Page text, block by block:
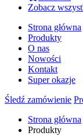
Zobacz
Strona główna
Produkty
O nas
Nowości
Kontakt
Super okazje
Śledź zamówienie
Strona główna
Produkty